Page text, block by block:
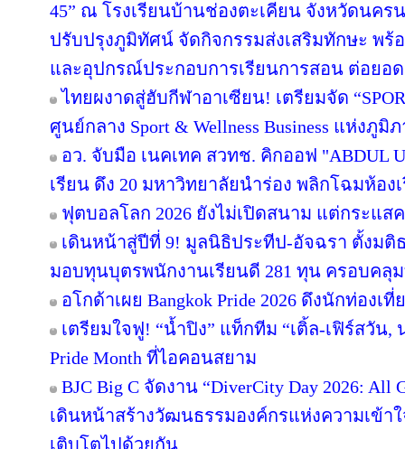
45” ณ โรงเรียนบ้านช่องตะเคียน จังหวัดนค
ปรับปรุงภูมิทัศน์ จัดกิจกรรมส่งเสริมทักษะ พร้
และอุปกรณ์ประกอบการเรียนการสอน ต่อยอ
ไทยผงาดสู่ฮับกีฬาอาเซียน! เตรียมจัด
ศูนย์กลาง Sport & Wellness Business แห่งภูมิ
อว. จับมือ เนคเทค สวทช. คิกออฟ "ABDUL
เรียน ดึง 20 มหาวิทยาลัยนำร่อง พลิกโฉมห้อง
ฟุตบอลโลก 2026 ยังไม่เปิดสนาม แต่กระแส
เดินหน้าสู่ปีที่ 9! มูลนิธิประทีป-อัจฉรา ตั้งมติ
มอบทุนบุตรพนักงานเรียนดี 281 ทุน ครอบคลุ
อโกด้าเผย Bangkok Pride 2026 ดึงนักท่องเ
เตรียมใจฟู! “น้ำปิง” แท็กทีม “เติ้ล-เฟิร์สวัน
Pride Month ที่ไอคอนสยาม
BJC Big C จัดงาน “DiverCity Day 2026: All
เดินหน้าสร้างวัฒนธรรมองค์กรแห่งความเข้า
เติบโตไปด้วยกัน